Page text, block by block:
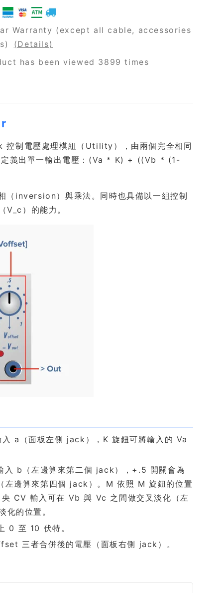
Warranty (except all cable, accessories
(Details)
has been viewed 3899 times
電壓處理模組（Utility），由兩個完全相同
定義出單一輸出電壓：(Va * K) + ((Vb * (1-
（inversion）與乘法。同時也具備以一組控制
V_c）的能力。
a（面板左側 jack），K 旋鈕可將輸入的 Va
b（左邊算來第二個 jack），+.5 開關會為
邊算來第四個 jack）。M 依照 M 旋鈕的位置
CV 輸入可在 Vb 與 Vc 之間做交叉淡化（左
的位置。
0 至 10 伏特。
三者合併後的電壓（面板右側 jack）。